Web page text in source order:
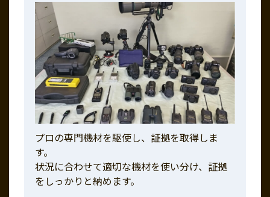
プロの専門機材を駆使し、証拠を取得しま
す。
状況に合わせて適切な機材を使い分け、証拠
をしっかりと納めます。